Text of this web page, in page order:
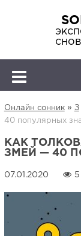
Онлайн сонник» З
40 популярных
КАК
ЗМЕЙ — 40